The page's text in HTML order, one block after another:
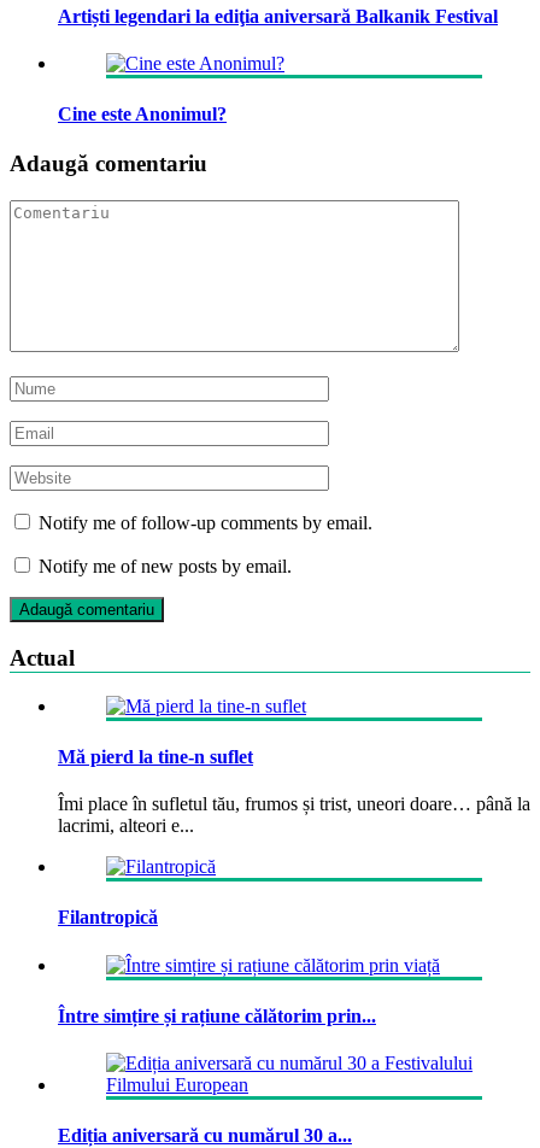
Artiști legendari la ediţia aniversară Balkanik Festival
Cine este Anonimul?
Adaugă comentariu
Notify me of follow-up comments by email.
Notify me of new posts by email.
Actual
Mă pierd la tine-n suflet
Îmi place în sufletul tău, frumos și trist, uneori doare… până la
lacrimi, alteori e...
Filantropică
Între simțire și rațiune călătorim prin...
Ediția aniversară cu numărul 30 a...